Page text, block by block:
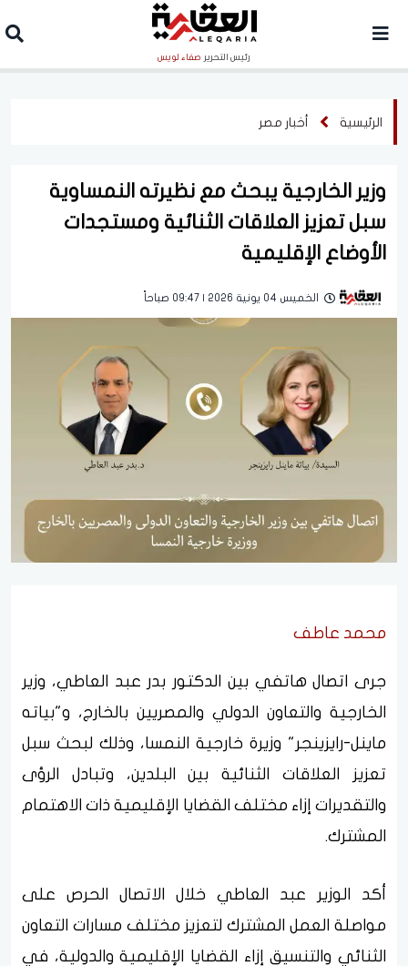
رئيس التحرير صفاء لويس
الرئيسية أخبار مصر
وزير الخارجية يبحث مع نظيرته النمساوية
سبل تعزيز العلاقات الثنائية ومستجدات
الأوضاع الإقليمية
الخميس 04 يونية 2026 | 09:47 صباحاً
محمد عاطف
جرى اتصال هاتفي بين الدكتور بدر عبد العاطي، وزير
الخارجية والتعاون الدولي والمصريين بالخارج، و"بياته
ماينل-رايزينجر" وزيرة خارجية النمسا، وذلك لبحث سبل
تعزيز العلاقات الثنائية بين البلدين، وتبادل الرؤى
والتقديرات إزاء مختلف القضايا الإقليمية ذات الاهتمام
المشترك.
أكد الوزير عبد العاطي خلال الاتصال الحرص على
مواصلة العمل المشترك لتعزيز مختلف مسارات التعاون
الثنائي والتنسيق إزاء القضايا الإقليمية والدولية، في